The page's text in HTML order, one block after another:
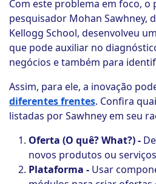
Com este problema em foco, o
pesquisador Mohan Sawhney,
Kellogg School, desenvolveu um
que pode auxiliar no
negócios e também para
Assim, para ele, a inovação
diferentes frentes. Confira
listadas por Sawhney em seu
Oferta (O quê? What?) -
novos produtos ou
Plataforma - Usar